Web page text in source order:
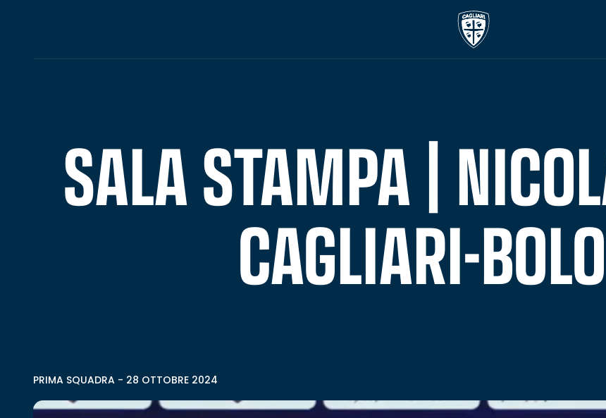
SALA STAMPA |
CAGLIARI-
PRIMA SQUADRA - 28 OTTOBRE 2024